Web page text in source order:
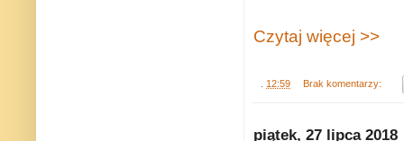
Czytaj więcej >>
12:59 Brak komentarzy:
piątek, 27 lipca 2018